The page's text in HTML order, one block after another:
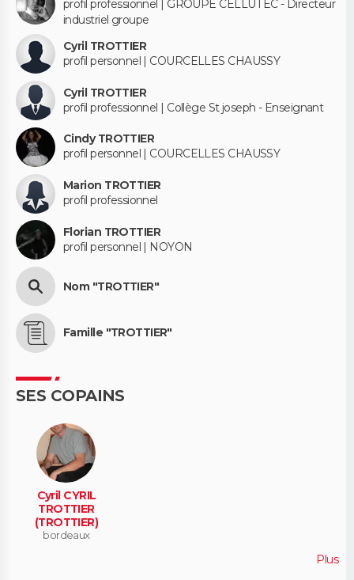
profil professionnel | GROUPE CELLUTEC - Directeur
industriel groupe
Cyril TROTTIER
profil personnel | COURCELLES CHAUSSY
Cyril TROTTIER
profil professionnel | Collège St joseph - Enseignant
Cindy TROTTIER
profil personnel | COURCELLES CHAUSSY
Marion TROTTIER
profil professionnel
Florian TROTTIER
profil personnel | NOYON
Nom "TROTTIER"
Famille "TROTTIER"
SES COPAINS
Cyril CYRIL
TROTTIER
(TROTTIER)
bordeaux
Plus